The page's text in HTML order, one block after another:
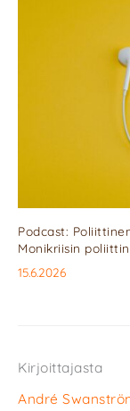
Podcast:
Monikriisin
15.6.2026
Kirjoittajasta
André